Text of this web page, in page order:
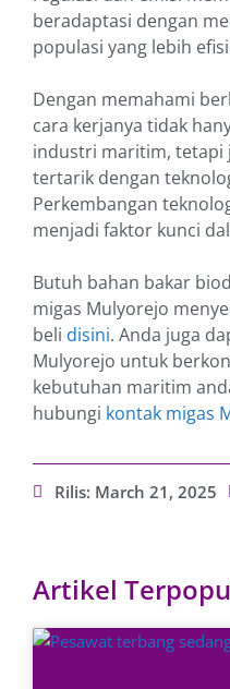
beradaptasi dengan
populasi yang lebih
Dengan memahami
cara kerjanya tidak
industri maritim, tetapi
tertarik dengan
Perkembangan
menjadi faktor kunci
Butuh bahan bakar
migas Mulyorejo
beli disini. Anda juga
Mulyorejo untuk
kebutuhan maritim
hubungi kontak migas
Rilis: March 21, 2025
Artikel